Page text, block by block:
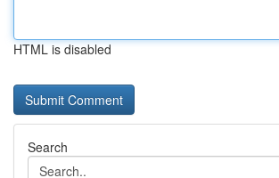
HTML is disabled
Search